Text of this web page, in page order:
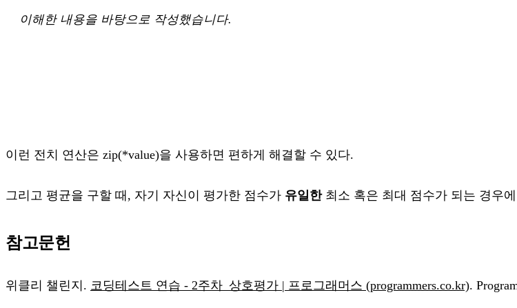
이해한 내용을 바탕으로 작성했습니다.
이런 전치 연산은 zip(*value)을 사용하면 편하게 해결할 수 있다.
그리고 평균을 구할 때, 자기 자신이 평가한 점수가 유일한최소 혹은 최대 점수가 되는 경우
참고문헌
위클리 챌린지. 코딩테스트 연습 - 2주차_상호평가 | 프로그래머스 (programmers.co.kr).